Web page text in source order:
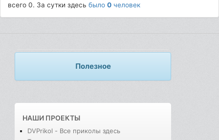
всего 0. За сутки здесьбыло0 человек
Полезное
НАШИ ПРОЕКТЫ
DVPrikol - Все приколы здесь